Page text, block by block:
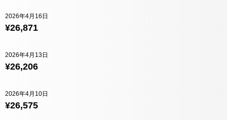
¥26,871
2026年4月16日
¥26,206
2026年4月13日
¥26,575
2026年4月10日